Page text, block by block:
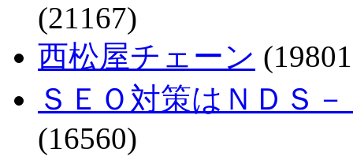
(21167)
西松屋チェーン
ＳＥＯ対策はＮＤＳ
(16560)